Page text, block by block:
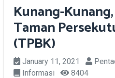
Kunang-
Taman
(TPBK)
January 11, 2021
Informasi
8404